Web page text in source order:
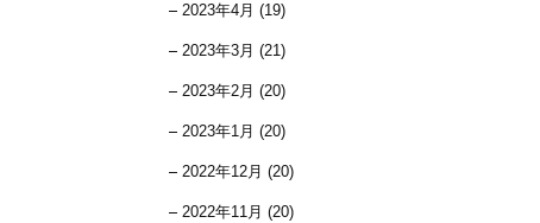
2023年4月 (19)
2023年3月 (21)
2023年2月 (20)
2023年1月 (20)
2022年12月 (20)
2022年11月 (20)